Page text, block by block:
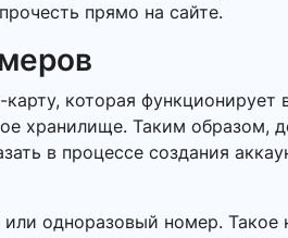
прямо на сайте.
которая
хранилище. Таким образом,
в процессе создания
одноразовый номер. Такое